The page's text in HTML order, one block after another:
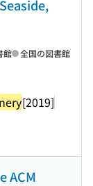
[2019]
館 全国の図書館
ACM